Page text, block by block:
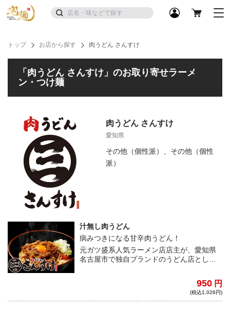
トップ お店から探す 肉うどん さんすけ
「肉うどん さんすけ」のお取り寄せラーメ
ン・つけ麺
肉うどん さんすけ
愛知県
その他（個性派）、その他（個性
派）
汁無し肉うどん
病みつきになる甘辛肉うどん！
元ガツ盛系人気ラーメン店店主が、愛知県
名古屋市で独自ブランドのうどん店として
麺に、すきやきを彷彿とさせる甘辛いタレ
がベストマッチ。ドサッと盛られた豚肉に
950 円
(税込1,026円)